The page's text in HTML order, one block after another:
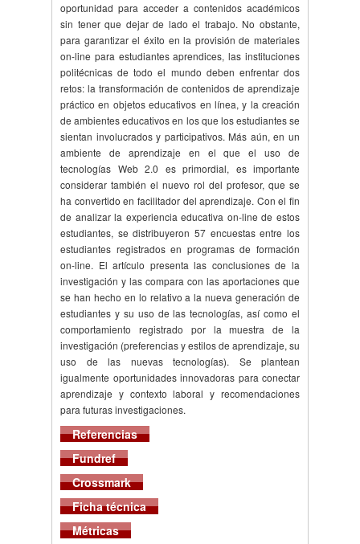
oportunidad para acceder a contenidos académicos
sin tener que dejar de lado el trabajo. No obstante,
para garantizar el éxito en la provisión de materiales
on-line para estudiantes aprendices, las instituciones
politécnicas de todo el mundo deben enfrentar dos
retos: la transformación de contenidos de aprendizaje
práctico en objetos educativos en línea, y la creación
de ambientes educativos en los que los estudiantes se
sientan involucrados y participativos. Más aún, en un
ambiente de aprendizaje en el que el uso de
tecnologías Web 2.0 es primordial, es importante
considerar también el nuevo rol del profesor, que se
ha convertido en facilitador del aprendizaje. Con el fin
de analizar la experiencia educativa on-line de estos
estudiantes, se distribuyeron 57 encuestas entre los
estudiantes registrados en programas de formación
on-line. El artículo presenta las conclusiones de la
investigación y las compara con las aportaciones que
se han hecho en lo relativo a la nueva generación de
estudiantes y su uso de las tecnologías, así como el
comportamiento registrado por la muestra de la
investigación (preferencias y estilos de aprendizaje, su
uso de las nuevas tecnologías). Se plantean
igualmente oportunidades innovadoras para conectar
aprendizaje y contexto laboral y recomendaciones
para futuras investigaciones.
Referencias
Fundref
Crossmark
Ficha técnica
Métricas